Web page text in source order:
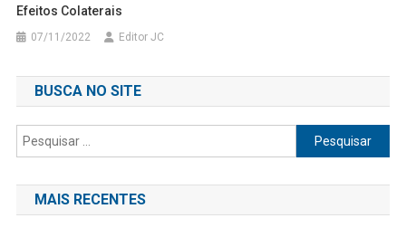
Efeitos Colaterais
07/11/2022 Editor JC
BUSCA NO SITE
Pesquisar
por:
MAIS RECENTES